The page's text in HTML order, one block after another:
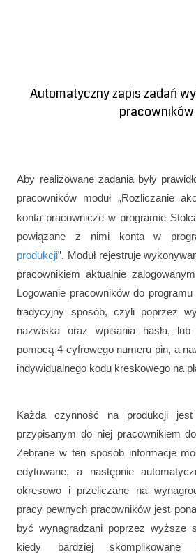
Automatyczny zapis zadań
pracowników
Aby realizowane zadania były
pracowników moduł „Rozliczanie
konta pracownicze w programie
powiązane z nimi konta w
produkcji”. Moduł rejestruje
pracownikiem aktualnie
Logowanie pracowników do
tradycyjny sposób, czyli poprzez
nazwiska oraz wpisania hasła,
pomocą 4-cyfrowego numeru pin, a
indywidualnego kodu kreskowego na
Każda czynność na produkcji
przypisanym do niej pracownikiem
Zebrane w ten sposób informacje
edytowane, a następnie
okresowo i przeliczane na
pracy pewnych pracowników jest
być wynagradzani poprzez wyższe
kiedy bardziej skomplikowane